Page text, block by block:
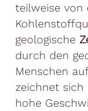
teilweise von
geologische
durch den
Menschen
zeichnet sich
hohe